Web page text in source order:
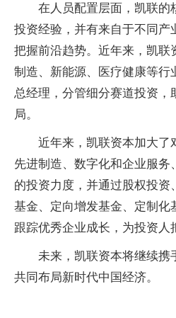
在人员配置层面，凯联的
投资经验，并有来自于不同产
把握前沿趋势。近年来，凯联
制造、新能源、医疗健康等行
总经理，分管细分赛道投资，
局。
近年来，凯联资本加大了
先进制造、数字化和企业服务
的投资力度，并通过股权投资
基金、定向增发基金、定制化
跟踪优秀企业成长，为投资人
未来，凯联资本将继续携
共同布局新时代中国经济。